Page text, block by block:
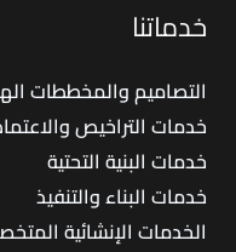
خدماتنا
التصاميم والمخططات
خدمات التراخيص
خدمات البنية التحتية
خدمات البناء والتنفيذ
الخدمات الإنشائية